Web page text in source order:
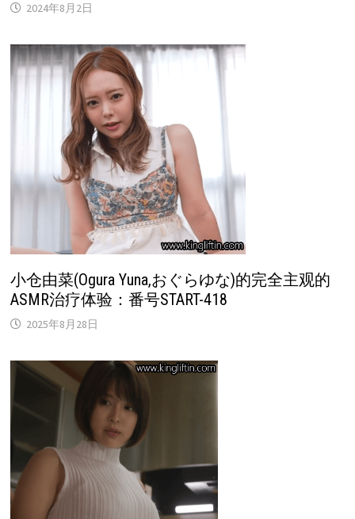
2024年8月2日
小仓由菜(Ogura Yuna,おぐらゆな)的完全主观的
ASMR治疗体验：番号START-418
2025年8月28日